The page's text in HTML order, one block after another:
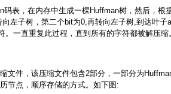
表，在内存中生成一棵Huffman树，然后，
左子树，第二个bit为0,再转向左子树,到达叶
一直重复此过程，直到所有的字符都被解压缩
文件，该压缩文件包含2部分，一部分为
节点，顺序存储的方式。如下图: